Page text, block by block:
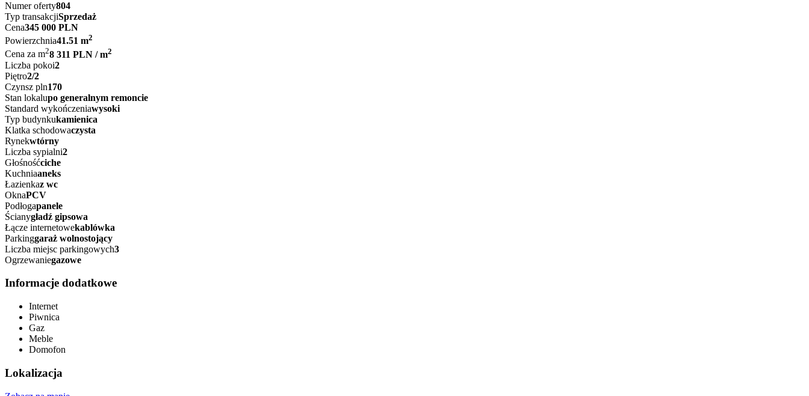
Numer oferty804
Typ transakcjiSprzedaż
Cena345 000 PLN
Powierzchnia41.51 m2
Cena za m28 311 PLN / m2
Liczba pokoi2
Piętro2/2
Czynsz pln170
Stan lokalupo generalnym remoncie
Standard wykończeniawysoki
Typ budynkukamienica
Klatka schodowaczysta
Rynekwtórny
Liczba sypialni2
Głośnośćciche
Kuchniaaneks
Łazienkaz wc
OknaPCV
Podłogapanele
Ścianygładź gipsowa
Łącze internetowekablówka
Parkinggaraż wolnostojący
Liczba miejsc parkingowych3
Ogrzewaniegazowe
Informacje dodatkowe
Internet
Piwnica
Gaz
Meble
Domofon
Lokalizacja